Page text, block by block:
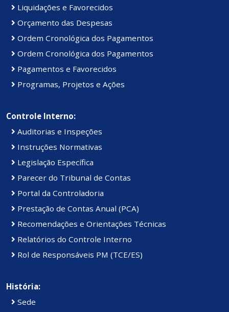
Liquidações e Favorecidos
Orçamento das Despesas
Ordem Cronológica dos Pagamentos
Ordem Cronológica dos Pagamentos
Pagamentos e Favorecidos
Programas, Projetos e Ações
Controle Interno:
Auditorias e Inspeções
Instruções Normativas
Legislação Específica
Parecer do Tribunal de Contas
Portal da Controladoria
Prestação de Contas Anual (PCA)
Recomendações e Orientações Técnicas
Relatórios do Controle Interno
Rol de Responsáveis PM (TCE/ES)
História:
Sede